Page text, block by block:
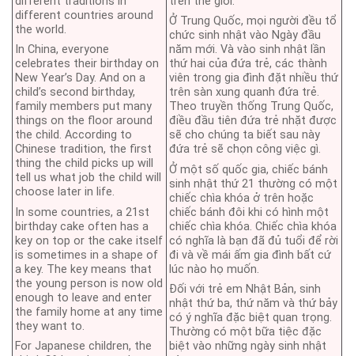
different countries around
the world.
In China, everyone
celebrates their birthday on
New Year’s Day. And on a
child’s second birthday,
family members put many
things on the floor around
the child. According to
Chinese tradition, the first
thing the child picks up will
tell us what job the child will
choose later in life.
In some countries, a 21st
birthday cake often has a
key on top or the cake itself
is sometimes in a shape of
a key. The key means that
the young person is now old
enough to leave and enter
the family home at any time
they want to.
For Japanese children, the
Ở Trung Quốc, mọi người đều tổ
chức sinh nhật vào Ngày đầu
năm mới. Và vào sinh nhật lần
thứ hai của đứa trẻ, các thành
viên trong gia đình đặt nhiều thứ
trên sàn xung quanh đứa trẻ.
Theo truyền thống Trung Quốc,
điều đầu tiên đứa trẻ nhặt được
sẽ cho chúng ta biết sau này
đứa trẻ sẽ chọn công việc gì.
Ở một số quốc gia, chiếc bánh
sinh nhật thứ 21 thường có một
chiếc chìa khóa ở trên hoặc
chiếc bánh đôi khi có hình một
chiếc chìa khóa. Chiếc chìa khóa
có nghĩa là bạn đã đủ tuổi để rời
đi và về mái ấm gia đình bất cứ
lúc nào họ muốn.
Đối với trẻ em Nhật Bản, sinh
nhật thứ ba, thứ năm và thứ bảy
có ý nghĩa đặc biệt quan trọng.
Thường có một bữa tiệc đặc
biệt vào những ngày sinh nhật